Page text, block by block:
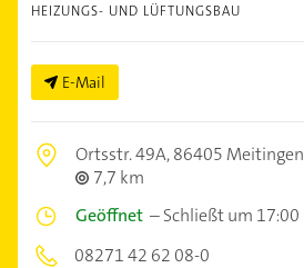
HEIZUNGS- UND LÜFTUNGSBAU
E-Mail
Ortsstr. 49A,86405 Meitingen
7,7 km
Geöffnet –Schließt um 17:00
08271 42 62 08-0